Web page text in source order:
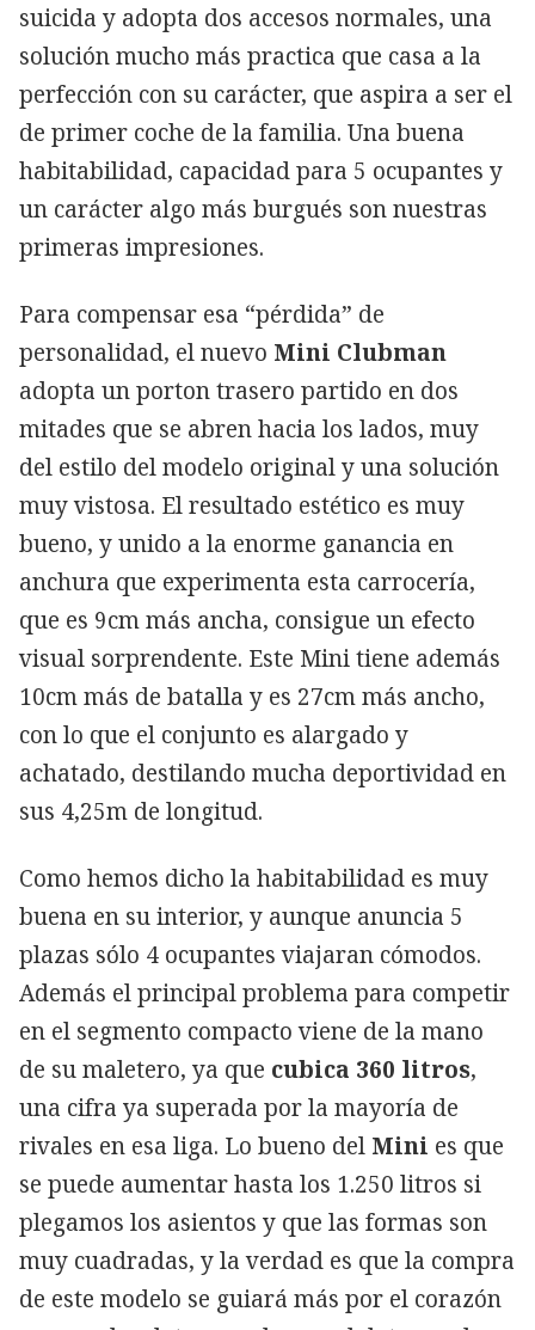
suicida y adopta dos accesos normales, una
solución mucho más practica que casa a la
perfección con su carácter, que aspira a ser el
de primer coche de la familia. Una buena
habitabilidad, capacidad para 5 ocupantes y
un carácter algo más burgués son nuestras
primeras impresiones.
Para compensar esa “pérdida” de
personalidad, el nuevo Mini Clubman
adopta un porton trasero partido en dos
mitades que se abren hacia los lados, muy
del estilo del modelo original y una solución
muy vistosa. El resultado estético es muy
bueno, y unido a la enorme ganancia en
anchura que experimenta esta carrocería,
que es 9cm más ancha, consigue un efecto
visual sorprendente. Este Mini tiene además
10cm más de batalla y es 27cm más ancho,
con lo que el conjunto es alargado y
achatado, destilando mucha deportividad en
sus 4,25m de longitud.
Como hemos dicho la habitabilidad es muy
buena en su interior, y aunque anuncia 5
plazas sólo 4 ocupantes viajaran cómodos.
Además el principal problema para competir
en el segmento compacto viene de la mano
de su maletero, ya que cubica 360 litros,
una cifra ya superada por la mayoría de
rivales en esa liga. Lo bueno del Mini es que
se puede aumentar hasta los 1.250 litros si
plegamos los asientos y que las formas son
muy cuadradas, y la verdad es que la compra
de este modelo se guiará más por el corazón